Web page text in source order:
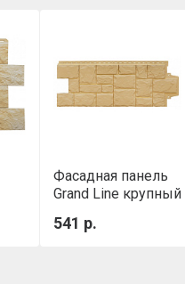
Фасадная панель
Grand Line крупный
Песочный
541 р.